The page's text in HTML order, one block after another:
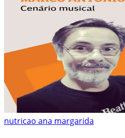
nutricao ana margarida